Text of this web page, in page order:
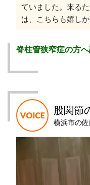
ていました。来る
は、こちらも嬉しか
脊柱管狭窄症の方
股関節
横浜市の